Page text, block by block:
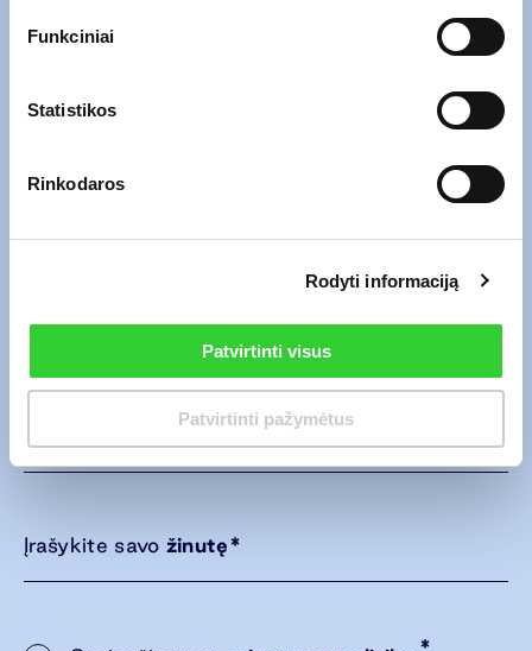
Funkciniai
Statistikos
Rinkodaros
Rodyti informaciją
Patvirtinti visus
Patvirtinti pažymėtus
Atsiųskite mums el. laišką naudodami
žemiau esančią formą.
el. pašto adresą
Įrašykite savo žinutę*